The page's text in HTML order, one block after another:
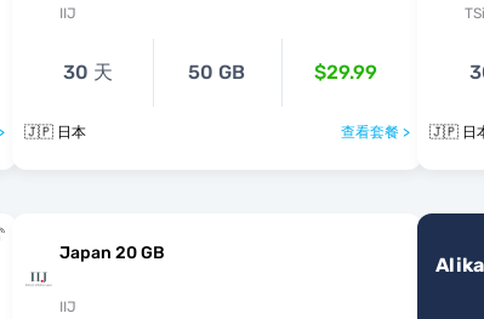
IIJ
30 天 50 GB $29.99
🇯🇵 日本 查看套餐 > 🇯🇵 日
Japan 20 GB
IIJ